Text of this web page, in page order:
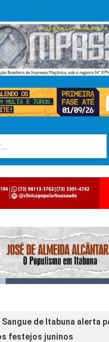
Sangue de Itabuna alerta
festejos juninos